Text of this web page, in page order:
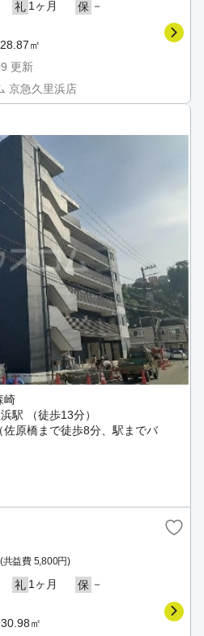
礼 1ヶ月 保 －
㎡
更新
京急久里浜店
崎
駅 （徒歩13分）
原橋まで徒歩8分、駅までバ
(共益費 5,800円)
礼 1ヶ月 保 －
㎡